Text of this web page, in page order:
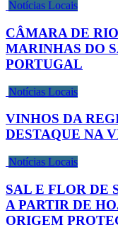
Notícias Locais
CÂMARA DE
MARINHAS DO
PORTUGAL
Notícias Locais
VINHOS DA
DESTAQUE NA
Notícias Locais
SAL E FLOR DE
A PARTIR DE
ORIGEM